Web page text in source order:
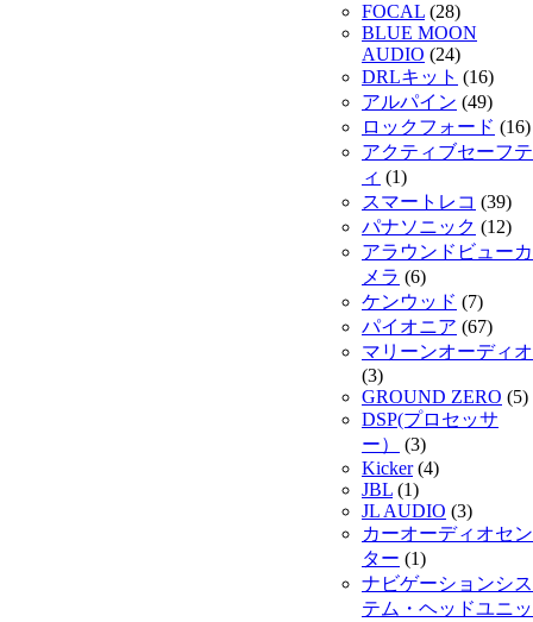
FOCAL (28)
BLUE MOON
AUDIO (24)
DRLキット (16)
アルパイン (49)
ロックフォード (16)
アクティブセーフテ
ィ (1)
スマートレコ (39)
パナソニック (12)
アラウンドビューカ
メラ (6)
ケンウッド (7)
パイオニア (67)
マリーンオーディオ
(3)
GROUND ZERO (5)
DSP(プロセッサ
ー）
(3)
Kicker(4)
JBL (1)
JL AUDIO (3)
カーオーディオセン
ター (1)
ナビゲーションシス
テム・ヘッドユニッ